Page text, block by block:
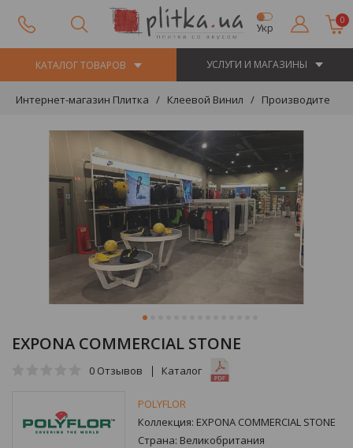
Укр
0
КАТАЛОГ ТОВАРОВ УСЛУГИ И МАГАЗИНЫ
Интернет-магазин Плитка Клеевой Винил Производители
EXPONA COMMERCIAL STONE
0 Отзывов Каталог
POLYFLOR
Коллекция: EXPONA COMMERCIAL STONE
Страна: Великобритания